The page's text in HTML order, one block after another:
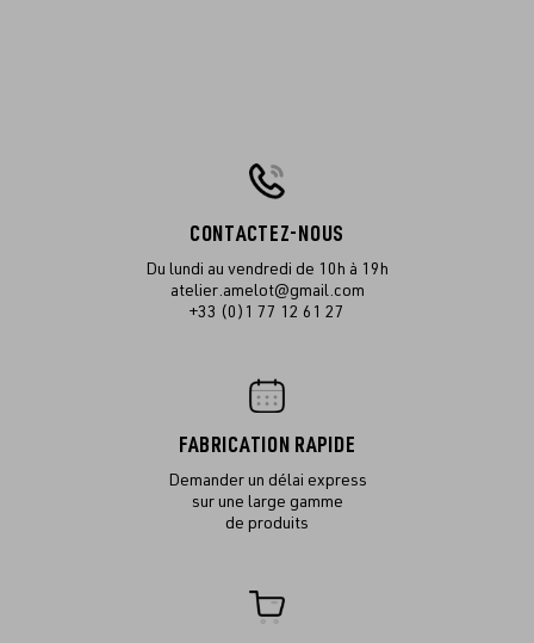
CONTACTEZ-NOUS
Du lundi au vendredi de 10h à 19h
atelier.amelot@gmail.com
+33 (0)1 77 12 61 27
FABRICATION RAPIDE
Demander un délai express
sur une large gamme
de produits